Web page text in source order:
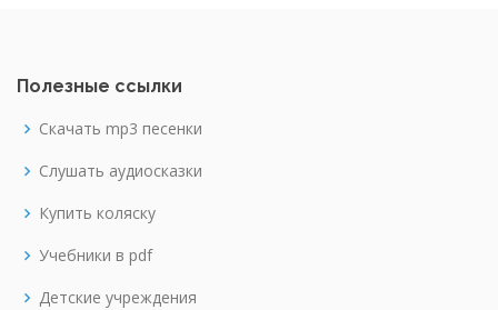
Полезные ссылки
Скачать mp3 песенки
Слушать аудиосказки
Купить коляску
Учебники в pdf
Детские учреждения